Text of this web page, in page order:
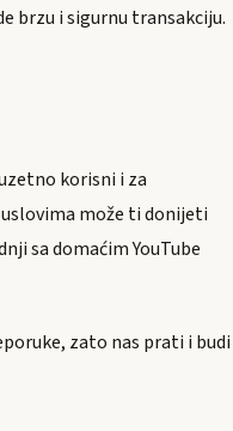
brzu i sigurnu transakciju.
korisni i za
može ti donijeti
sa domaćim YouTube
zato nas prati i budi